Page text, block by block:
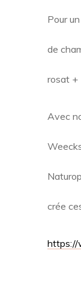
Pour
de
rosat +
Avec
crée
https://